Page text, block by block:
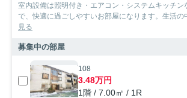
室内設備は照明付き・エアコン・システムキッチン
で、快適に過ごしやすいお部屋になります。生活の
見る
募集中の部屋
108
3.48万円
1階 / 7.00㎡ / 1R